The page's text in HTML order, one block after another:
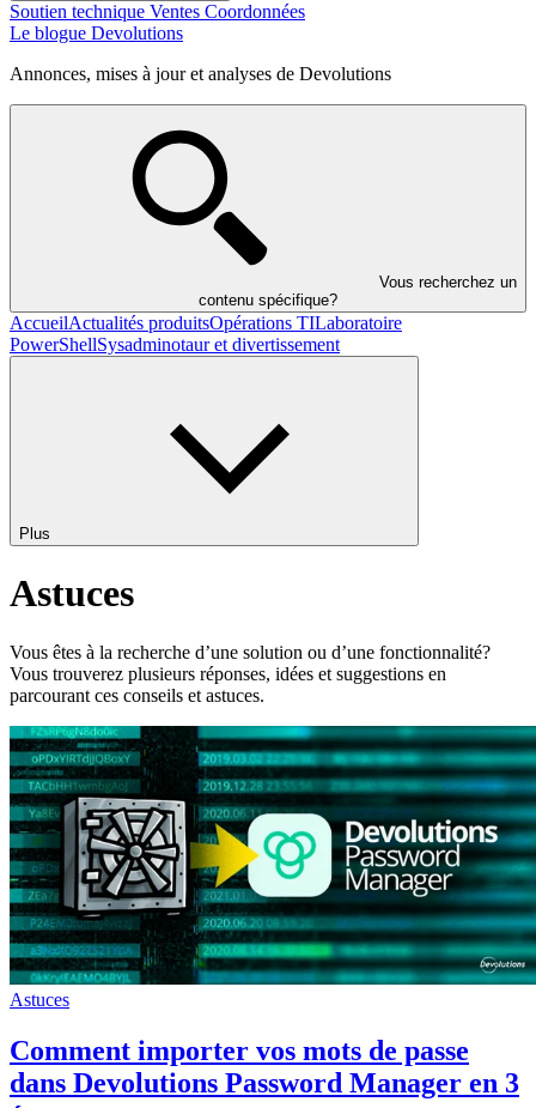
Soutien technique Ventes Coordonnées
Le blogue Devolutions
Annonces, mises à jour et analyses de Devolutions
Vous recherchez un
contenu spécifique?
AccueilActualités produitsOpérations TILaboratoire
PowerShellSysadminotaur et divertissement
Plus
Astuces
Vous êtes à la recherche d’une solution ou d’une fonctionnalité?
Vous trouverez plusieurs réponses, idées et suggestions en
parcourant ces conseils et astuces.
Astuces
Comment importer vos mots de passe
dans Devolutions Password Manager en 3